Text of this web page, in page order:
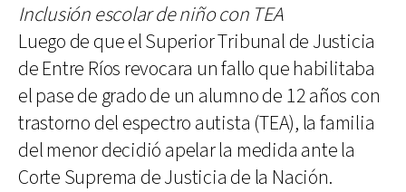
Inclusión escolar de niño con TEA
Luego de que el Superior Tribunal de Justicia
de Entre Ríos revocara un fallo que habilitaba
el pase de grado de un alumno de 12 años con
trastorno del espectro autista (TEA), la familia
del menor decidió apelar la medida ante la
Corte Suprema de Justicia de la Nación.